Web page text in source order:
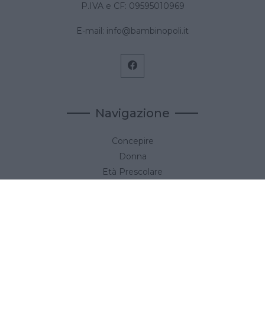
P.IVA e CF: 09595010969
E-mail: info@bambinopoli.it
Navigazione
Concepire
Donna
Età Prescolare